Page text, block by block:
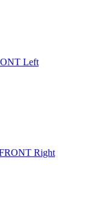
Left
Right